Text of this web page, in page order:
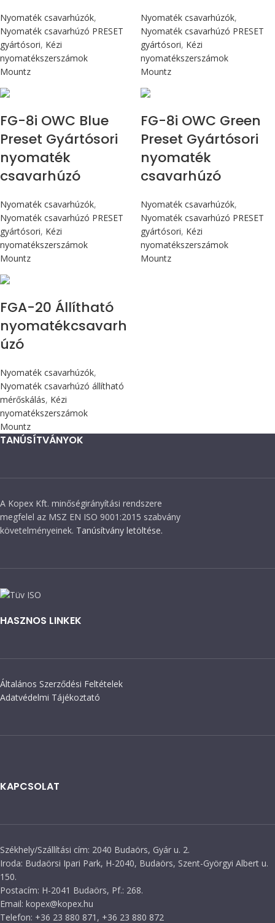
Nyomaték csavarhúzók,
Nyomaték csavarhúzó PRESET
gyártósori, Kézi
nyomatékszerszámok
Mountz
Nyomaték csavarhúzók,
Nyomaték csavarhúzó PRESET
gyártósori, Kézi
nyomatékszerszámok
Mountz
FG-8i OWC Blue
Preset Gyártósori
nyomaték
csavarhúzó
Nyomaték csavarhúzók,
Nyomaték csavarhúzó PRESET
gyártósori, Kézi
nyomatékszerszámok
Mountz
FG-8i OWC Green
Preset Gyártósori
nyomaték
csavarhúzó
Nyomaték csavarhúzók,
Nyomaték csavarhúzó PRESET
gyártósori, Kézi
nyomatékszerszámok
Mountz
FGA-20 Állítható
nyomatékcsavarh
úzó
Nyomaték csavarhúzók,
Nyomaték csavarhúzó állítható
mérőskálás, Kézi
nyomatékszerszámok
Mountz
TANÚSÍTVÁNYOK
A Kopex Kft. minőségirányítási rendszere
megfelel az MSZ EN ISO 9001:2015 szabvány
követelményeinek. Tanúsítvány letöltése.
HASZNOS LINKEK
Általános Szerződési Feltételek
Adatvédelmi Tájékoztató
KAPCSOLAT
Székhely/Szállítási cím: 2040 Budaörs, Gyár u. 2.
Iroda: Budaörsi Ipari Park, H-2040, Budaörs, Szent-Györgyi Albert u.
150.
Postacím: H-2041 Budaörs, Pf.: 268.
Email: kopex@kopex.hu
Telefon: +36 23 880 871, +36 23 880 872